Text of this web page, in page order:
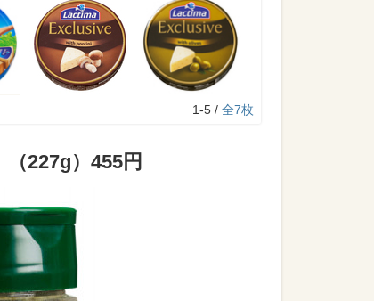
1-5 / 全7枚
227g）455円